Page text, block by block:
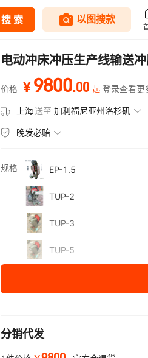
电动冲床冲压生产线输送
价格 ¥ 9800.00 起 登录查看更
上海送至 加利福尼亚州洛杉矶
晚发必赔
规格 EP-1.5
TUP-2
TUP-3
TUP-5
分销代发